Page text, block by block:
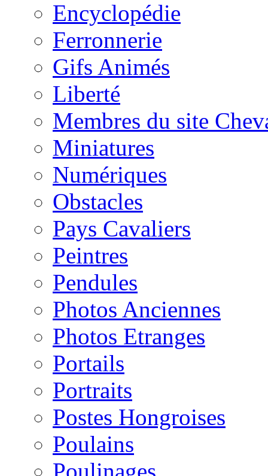
Encyclopédie
Ferronnerie
Gifs Animés
Liberté
Membres du site
Miniatures
Numériques
Obstacles
Pays Cavaliers
Peintres
Pendules
Photos Anciennes
Photos Etranges
Portails
Portraits
Postes Hongroises
Poulains
Poulinages